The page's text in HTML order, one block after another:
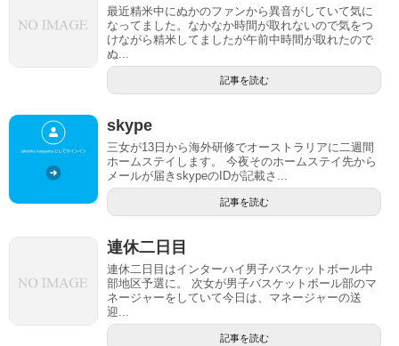
最近精米中にぬかのファンから異音がしていて気に
なってました。なかなか時間が取れないので気をつ
けながら精米してましたが午前中時間が取れたので
ぬ...
記事を読む
skype
三女が13日から海外研修でオーストラリアに二週間
ホームステイします。 今夜そのホームステイ先から
メールが届きskypeのIDが記載さ...
記事を読む
連休二日目
連休二日目はインターハイ男子バスケットボール中
部地区予選に。 次女が男子バスケットボール部のマ
ネージャーをしていて今日は、マネージャーの送
迎...
記事を読む